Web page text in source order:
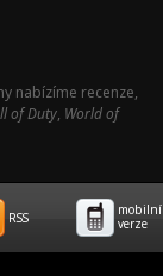
nabízíme recenze,
of Duty, World of
RSS
mobilní
verze